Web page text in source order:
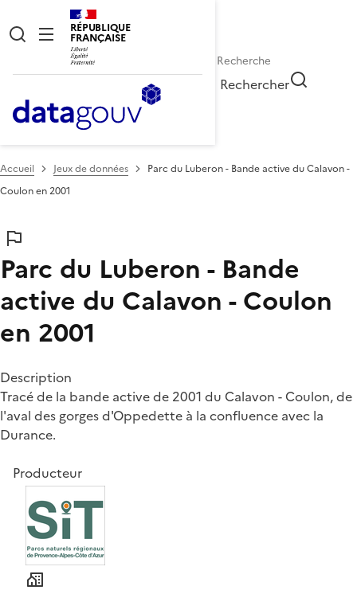
RÉPUBLIQUE
FRANÇAISE
Rechercher
Accueil Jeux de données
Parc du Luberon - Bande active du Calavon -
Coulon en 2001
Parc du Luberon - Bande
active du Calavon - Coulon
en 2001
Description
Tracé de la bande active de 2001 du Calavon - Coulon, de
l'aval des gorges d'Oppedette à la confluence avec la
Durance.
Producteur